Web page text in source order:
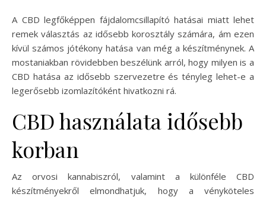
A CBD legfőképpen fájdalomcsillapító hatásai miatt lehet
remek választás az idősebb korosztály számára, ám ezen
kívül számos jótékony hatása van még a készítménynek. A
mostaniakban rövidebben beszélünk arról, hogy milyen is a
CBD hatása az idősebb szervezetre és tényleg lehet-e a
legerősebb izomlazítóként hivatkozni rá.
CBD használata idősebb
korban
Az orvosi kannabiszról, valamint a különféle CBD
készítményekről elmondhatjuk, hogy a vényköteles